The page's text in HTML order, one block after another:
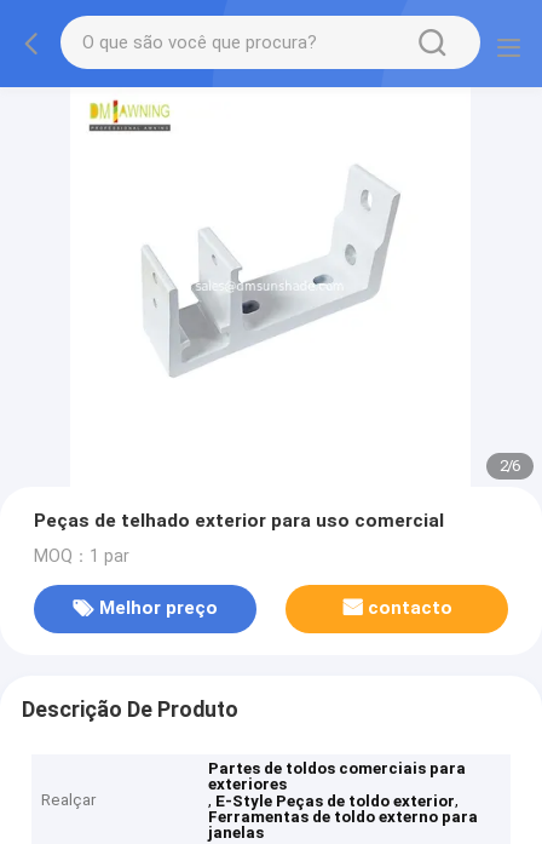
2/6
Peças de telhado exterior para uso comercial
MOQ：1 par
Melhor preço contacto
Descrição De Produto
Realçar
Partes de toldos comerciais para
exteriores
, E-Style Peças de toldo exterior,
Ferramentas de toldo externo para
janelas